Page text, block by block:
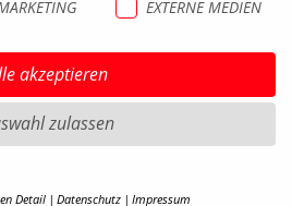
EXTERNE MEDIEN
akzeptieren
zulassen
Detail Datenschutz Impressum